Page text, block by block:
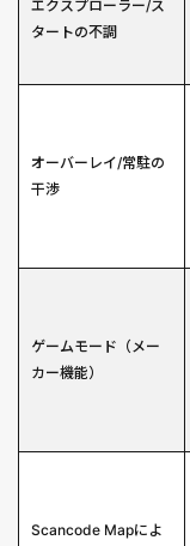
エクスプローラー/ス
タートの不調
オーバーレイ/常駐の
干渉
ゲームモード（メー
カー機能）
Scancode Mapによ